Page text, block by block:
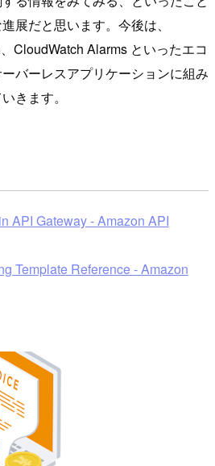
展だと思います。今後は、
CloudWatch Alarms といったエコ
バーレスアプリケーションに組み
きます。
API Gateway - Amazon API
Template Reference - Amazon